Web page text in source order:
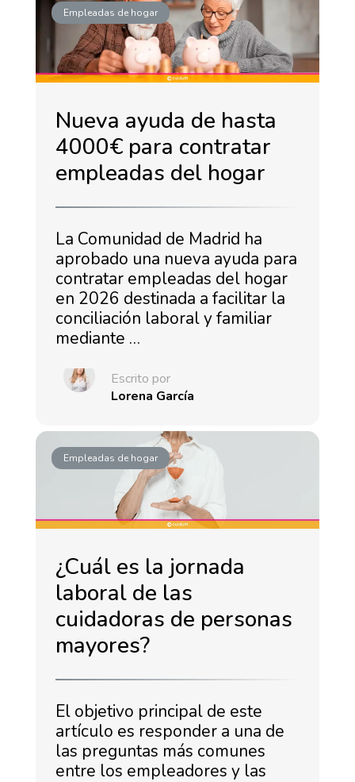
Empleadas de hogar
Nueva ayuda de hasta
4000€ para contratar
empleadas del hogar
La Comunidad de Madrid ha
aprobado una nueva ayuda para
contratar empleadas del hogar
en 2026 destinada a facilitar la
conciliación laboral y familiar
mediante …
Escrito por
Lorena García
Empleadas de hogar
¿Cuál es la jornada
laboral de las
cuidadoras de personas
mayores?
El objetivo principal de este
artículo es responder a una de
las preguntas más comunes
entre los empleadores y las